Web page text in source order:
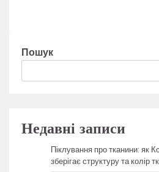
Пошук
Недавні записи
Піклування про тканини: як
зберігає структуру та колір